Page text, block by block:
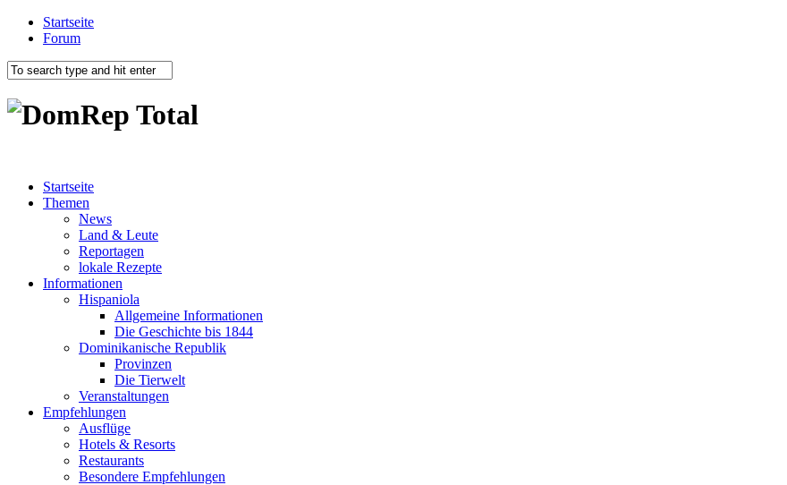
Startseite
Forum
Startseite
Themen
News
Land & Leute
Reportagen
lokale Rezepte
Informationen
Hispaniola
Allgemeine Informationen
Die Geschichte bis 1844
Dominikanische Republik
Provinzen
Die Tierwelt
Veranstaltungen
Empfehlungen
Ausflüge
Hotels & Resorts
Restaurants
Besondere Empfehlungen